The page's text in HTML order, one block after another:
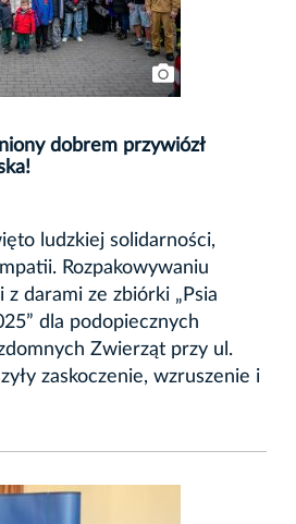
dobrem przywiózł
ludzkiej solidarności,
Rozpakowywaniu
darami ze zbiórki „Psia
dla podopiecznych
Zwierząt przy ul.
zaskoczenie, wzruszenie i